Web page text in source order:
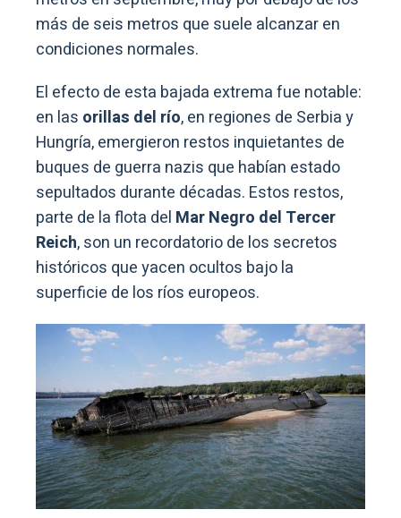
más de seis metros que suele alcanzar en
condiciones normales.
El efecto de esta bajada extrema fue notable:
en las orillas del río, en regiones de Serbia y
Hungría, emergieron restos inquietantes de
buques de guerra nazis que habían estado
sepultados durante décadas. Estos restos,
parte de la flota del Mar Negro del Tercer
Reich, son un recordatorio de los secretos
históricos que yacen ocultos bajo la
superficie de los ríos europeos.